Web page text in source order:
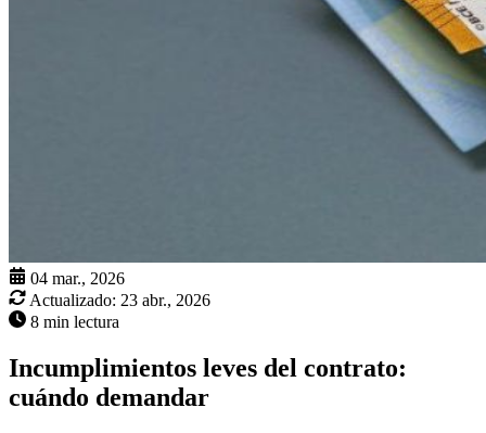
04 mar., 2026
Actualizado: 23 abr., 2026
8 min lectura
Incumplimientos leves del contrato:
cuándo demandar